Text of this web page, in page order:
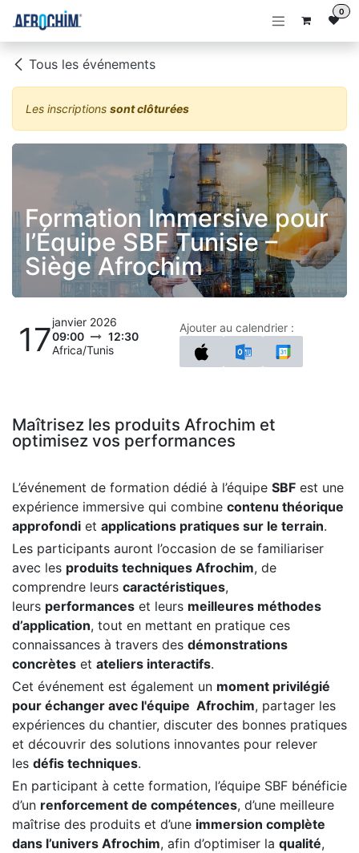
Se rendre au contenu 0
Tous les événements
Les inscriptions sont clôturées
Formation Immersive pour
l’Équipe SBF Tunisie –
Siège Afrochim
17janvier 2026
09:00
12:30
Africa/Tunis
Ajouter au calendrier :
Maîtrisez les produits Afrochim et
optimisez vos performances
L’événement de formation dédié à l’équipe SBF est une
expérience immersive qui combine contenu théorique
approfondi et applications pratiques sur le terrain.
Les participants auront l’occasion de se familiariser
avec les produits techniques Afrochim, de
comprendre leurs caractéristiques,
leurs performances et leurs meilleures méthodes
d’application, tout en mettant en pratique ces
connaissances à travers des démonstrations
concrètes et ateliers interactifs.
Cet événement est également un moment privilégié
pour échanger avec l'équipe Afrochim, partager les
expériences du chantier, discuter des bonnes pratiques
et découvrir des solutions innovantes pour relever
les défis techniques.
En participant à cette formation, l’équipe SBF bénéficie
d’un renforcement de compétences, d’une meilleure
maîtrise des produits et d’une immersion complète
dans l’univers Afrochim, afin d’optimiser la qualité,